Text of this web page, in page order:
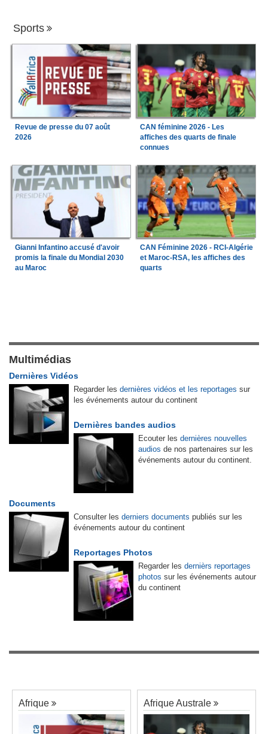
Sports
Revue de presse du 07 août
2026
CAN féminine 2026 - Les
affiches des quarts de finale
connues
Gianni Infantino accusé d'avoir
promis la finale du Mondial 2030
au Maroc
CAN Féminine 2026 - RCI-Algérie
et Maroc-RSA, les affiches des
quarts
Multimédias
Dernières Vidéos
Regarder les dernières vidéos et les reportages sur
les événements autour du continent
Dernières bandes audios
Ecouter les dernières nouvelles
audios de nos partenaires sur les
événements autour du continent.
Documents
Consulter les derniers documents publiés sur les
événements autour du continent
Reportages Photos
Regarder les dernièrs reportages
photos sur les événements autour
du continent
Afrique Afrique Australe